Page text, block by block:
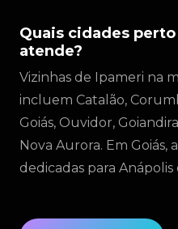
Quais cidades
atende?
Vizinhas de Ipameri na
incluem Catalão,
Goiás, Ouvidor,
Nova Aurora. Em Goiás,
dedicadas para Anápolis